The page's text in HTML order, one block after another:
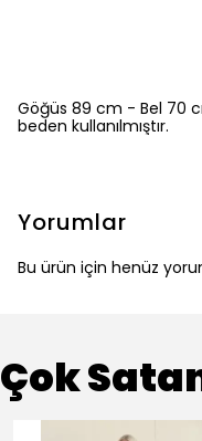
Göğüs 89 cm - Bel 70
beden kullanılmıştır.
Yorumlar
Bu ürün için henüz
Çok